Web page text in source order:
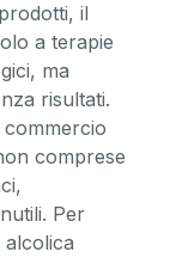
il
a terapie
ma
risultati.
comprese
Per
alcolica